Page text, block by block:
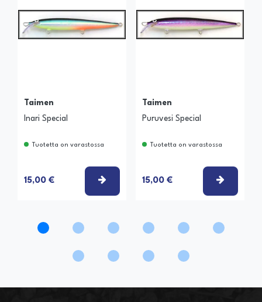
Taimen
Inari Special
Tuotetta on varastossa
15,00 € VALITSE VAIHTOEHTO
Taimen
Puruvesi Special
Tuotetta on varastossa
15,00 €